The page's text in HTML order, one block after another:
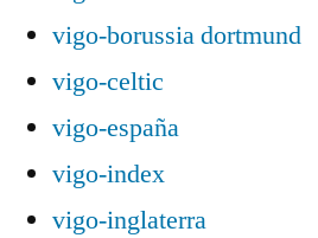
vigo-borussia dortmund
vigo-celtic
vigo-españa
vigo-index
vigo-inglaterra